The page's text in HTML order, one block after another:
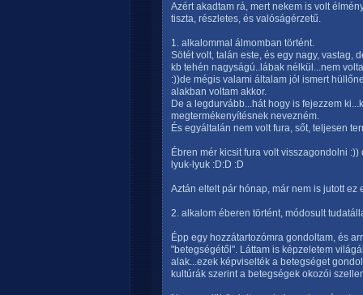
Azért akadtam rá, mert nekem is volt
tiszta, részletes, és valóságérzetű.
1. alkalommal álmomban történt.
Sötét volt, talán este, és egy nagy, vastag,
kb tehén nagyságú..lábak nélkül...nem
:))de mégis valami általam jól ismert
alakban voltam akkor.
De a legdurvább...hát hogy is fejezzem
megtermékenyítésnek nevezném.
És egyáltalán nem volt fura, sőt, teljesen
Ébren mér kicsit fura volt visszagondolni
lyuk-lyuk :D:D :D
Aztán eltelt pár hónap, már nem is jutott ez
2. alkalom éberen történt, módosult
Épp egy hozzátartozómra gondoltam, és
"betegségétől". Láttam is képzeletem
alak...ezek képviselték a betegséget
kultúrák szerint a betegségek okozói